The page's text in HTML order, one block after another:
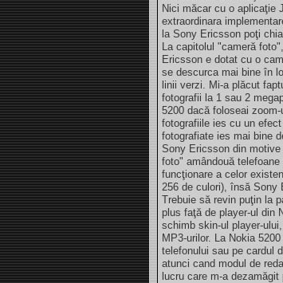
Nici măcar cu o aplicaţie
extraordinara
la Sony Ericsson poţi
La capitolul "cameră
Ericsson e dotat cu o
se descurca mai bine în
linii verzi. Mi-a plăcut
fotografii la 1 sau 2
5200 dacă foloseai
fotografiile ies cu un
fotografiate ies mai bine
Sony Ericsson din
foto" amândouă
funcţionare a celor
256 de culori), însă Sony
Trebuie să revin puţin la
plus faţă de player-ul din
schimb skin-ul player-
MP3-urilor. La Nokia
telefonului sau pe cardul
atunci cand modul de
lucru care m-a dezamăgit